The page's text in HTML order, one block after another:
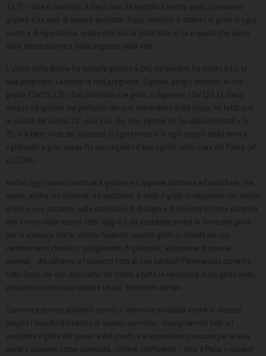
33,7) – dice il salmista. A Gesù non dà fastidio il nostro grido, possiamo
gridare a lui certi di essere ascoltati. Il suo orecchio è attento al grido di ogni
uomo e di ogni donna, quello che nasce dalla fede in lui e quello che viene
dalla disperazione e dalle angosce della vita.
L’uomo della Bibbia ha sempre gridato a Dio, da sempre ha rivolto a Lui la
sua preghiera: «Ascolta la mia preghiera, Signore, porgi l’orecchio al mio
grido» ( Sal 39,13), «Dal profondo a te grido, o Signore» ( Sal 129,1). Gesù
stesso ha gridato dal profondo del suo abbandono sulla croce, ha fatto sue
le parole del salmo 21: «Dio mio, Dio mio, perché mi hai abbandonato?» (v.
2), si è fatto voce dei disperati di ogni tempo e di ogni angolo della terra e
«gridando a gran voce» ha consegnato il suo spirito nelle mani del Padre (cf
Lc 23,46).
Anche oggi l’uomo continua a gridare e il Signore continua ad ascoltare, ma
siamo anche noi chiamati ad ascoltare. A volte il grido si nasconde nei silenzi
di chi ci vive accanto, nelle condizioni di disagio e di povertà di tante persone
che vivono nella nostra città. Oggi c’è da ascoltare anche la Terra che grida
per la violenza che le stiamo facendo, questo grido si manifesta con
cambiamenti climatici, scioglimenti di ghiacciai, estinzione di specie
animali… Ascoltiamo o facciamo finta di non sentire? Fermiamoci come ha
fatto Gesù, se non possiamo far fronte a tutte le necessità di chi grida aiuto,
possiamo comunque donare un po’ del nostro tempo.
Domenica scorsa abbiamo aperto il cammino sinodale anche in diocesi,
proprio l’ascolto è il centro di questo cammino, impegniamoci tutti ad
ascoltare il grido dei poveri e del creato e a rispondere ciascuno per la sua
parte e insieme come comunità. «Vivere indifferenti – dice il Papa – davanti